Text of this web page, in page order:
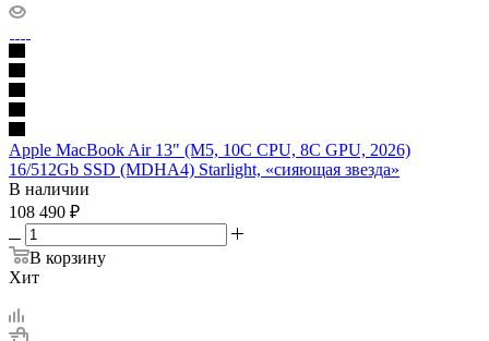
Apple MacBook Air 13" (M5, 10C CPU, 8C GPU, 2026)
16/512Gb SSD (MDHA4) Starlight, «сияющая звезда»
В наличии
108 490 ₽
В корзину
Хит